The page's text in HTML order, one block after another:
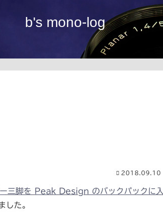
b's mono-log
2018.09.10
ー三脚を Peak Design のバックパックに入
した。